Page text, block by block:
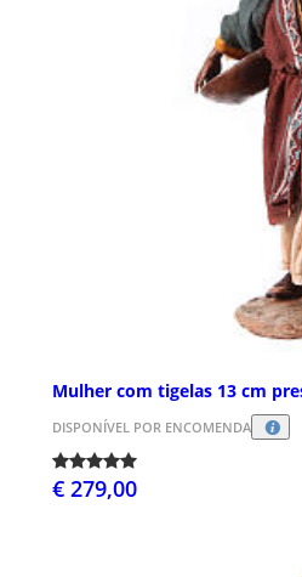
Mulher com tigelas 13 cm
DISPONÍVEL POR ENCOMENDA
€ 279,00